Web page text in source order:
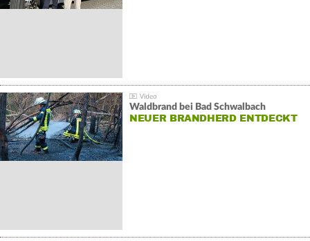
Waldbrand bei Bad Schwalbach
NEUER BRANDHERD ENTDECKT